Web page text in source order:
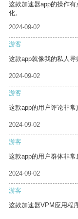
这款加速器app的操作
化。
2024-09-02
游客
这款app就像我的私人导
2024-09-02
游客
这款app的用户评论非常
2024-09-02
游客
这款app的用户群体非常
2024-09-02
游客
这款加速器VPM应用程